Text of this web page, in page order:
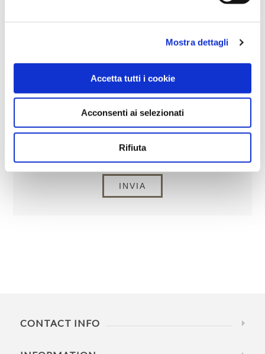
Mostra dettagli
Accetta tutti i cookie
Acconsenti ai selezionati
Rifiuta
CONTACT INFO